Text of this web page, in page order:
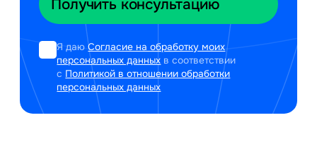
Я даюСогласие на обработку моих
персональных данных в соответствии
с Политикой в отношении обработки
персональных данных